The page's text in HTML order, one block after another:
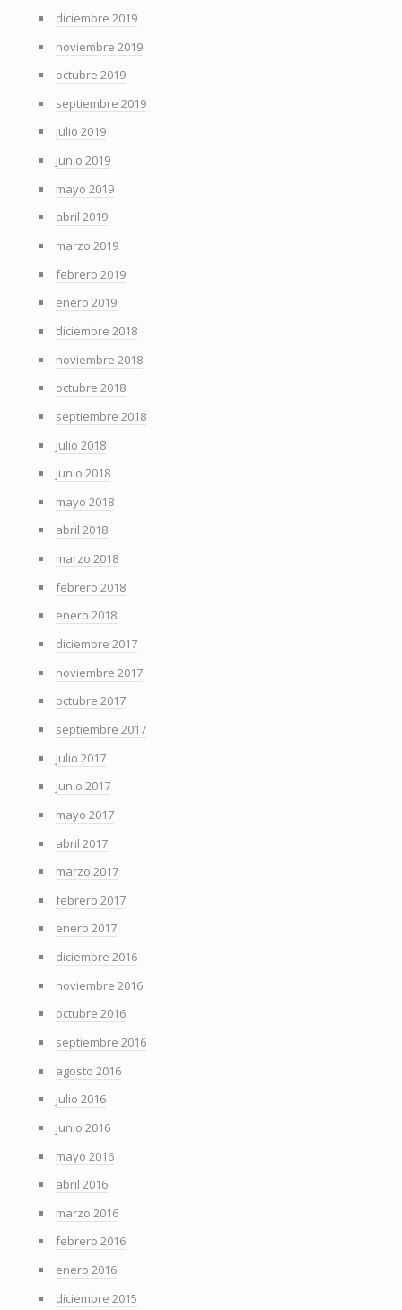
diciembre 2019
noviembre 2019
octubre 2019
septiembre 2019
julio 2019
junio 2019
mayo 2019
abril 2019
marzo 2019
febrero 2019
enero 2019
diciembre 2018
noviembre 2018
octubre 2018
septiembre 2018
julio 2018
junio 2018
mayo 2018
abril 2018
marzo 2018
febrero 2018
enero 2018
diciembre 2017
noviembre 2017
octubre 2017
septiembre 2017
julio 2017
junio 2017
mayo 2017
abril 2017
marzo 2017
febrero 2017
enero 2017
diciembre 2016
noviembre 2016
octubre 2016
septiembre 2016
agosto 2016
julio 2016
junio 2016
mayo 2016
abril 2016
marzo 2016
febrero 2016
enero 2016
diciembre 2015